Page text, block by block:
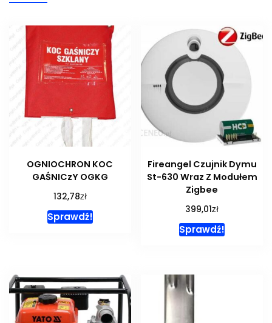
OGNIOCHRON KOC
GAŚNICzY OGKG
132,78zł
Sprawdź!
Fireangel Czujnik Dymu
St-630 Wraz Z Modułem
Zigbee
399,01zł
Sprawdź!